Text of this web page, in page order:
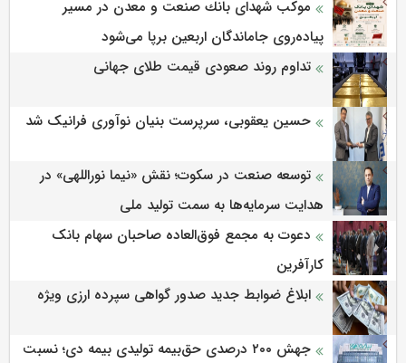
موكب شهدای بانك صنعت و معدن در مسیر
پیاده‌روی جاماندگان اربعین برپا می‌شود
تداوم روند صعودی قیمت طلای جهانی
حسین یعقوبی، سرپرست بنیان نوآوری فرانیک شد
توسعه صنعت در سکوت؛ نقش «نیما نوراللهی» در
هدایت سرمایه‌ها به سمت تولید ملی
دعوت به مجمع فوق‌العاده صاحبان سهام بانک
کارآفرین
ابلاغ ضوابط جدید صدور گواهی سپرده ارزی ویژه
جهش ۲۰۰ درصدی حق‌بیمه تولیدی بیمه دی؛ نسبت